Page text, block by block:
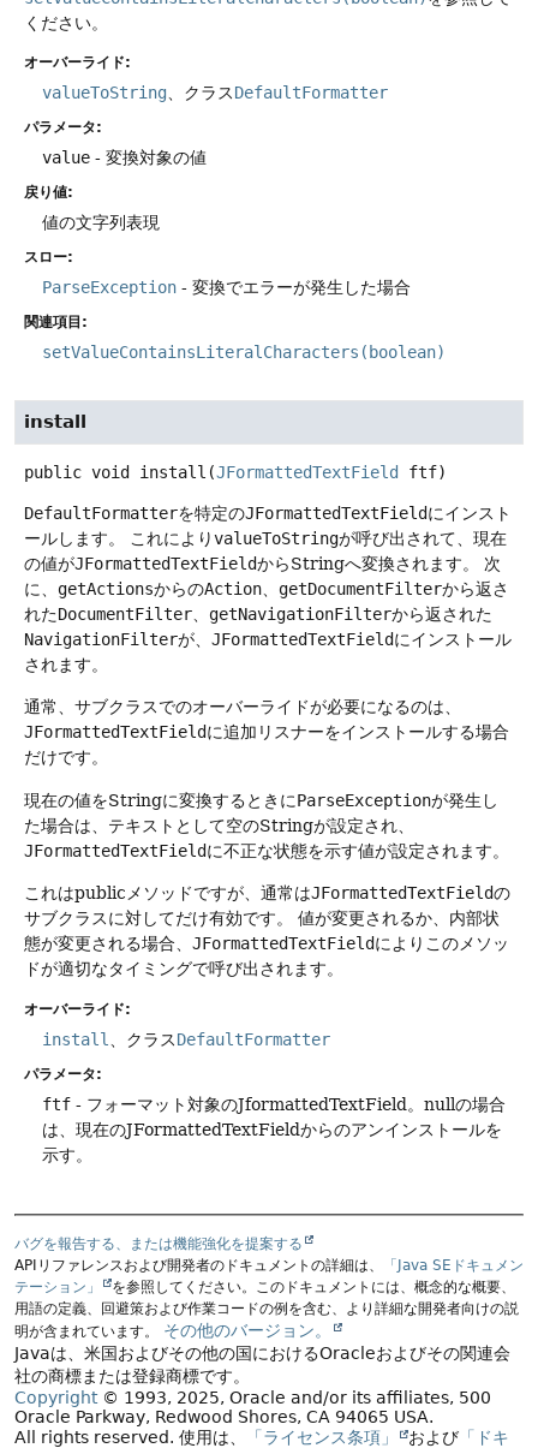
ください。
オーバーライド:
valueToString 、クラスDefaultFormatter
パラメータ:
value - 変換対象の値
戻り値:
値の文字列表現
スロー:
ParseException - 変換でエラーが発生した場合
関連項目:
setValueContainsLiteralCharacters(boolean)
install
public void install (JFormattedTextField ftf)
DefaultFormatterを特定のJFormattedTextFieldにインスト
ールします。
これによりvalueToStringが呼び出されて、現在
の値がJFormattedTextFieldからStringへ変換されます。
次
に、 getActionsからのAction getDocumentFilterから返さ
れたDocumentFilter getNavigationFilterから返された
NavigationFilterが、 JFormattedTextFieldにインストール
されます。
通常、サブクラスでのオーバーライドが必要になるのは、
JFormattedTextFieldに追加リスナーをインストールする場合
だけです。
現在の値をStringに変換するときにParseExceptionが発生し
た場合は、テキストとして空のStringが設定され、
JFormattedTextFieldに不正な状態を示す値が設定されます。
これはpublicメソッドですが、通常はJFormattedTextFieldの
サブクラスに対してだけ有効です。
値が変更されるか、内部状
態が変更される場合、 JFormattedTextFieldによりこのメソッ
ドが適切なタイミングで呼び出されます。
オーバーライド:
install 、クラスDefaultFormatter
パラメータ:
ftf - フォーマット対象のJformattedTextField。nullの場合
は、現在のJFormattedTextFieldからのアンインストールを
示す。
バグを報告する、または機能強化を提案する
APIリファレンスおよび開発者のドキュメントの詳細は、
「Java SEドキュメン
テーション」
を参照してください。このドキュメントには、概念的な概要、
用語の定義、回避策および作業コードの例を含む、より詳細な開発者向けの説
明が含まれています。
その他のバージョン。
Javaは、米国およびその他の国におけるOracleおよびその関連会
社の商標または登録商標です。
Copyright© 1993, 2025, Oracle and/or its affiliates, 500
Oracle Parkway, Redwood Shores, CA 94065 USA.
All rights reserved. 使用は、 「ライセンス条項」 および 「ドキ